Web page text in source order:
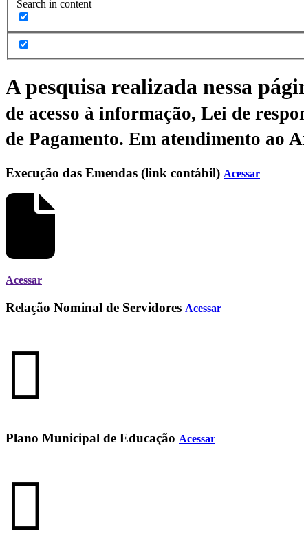
Search in content
A pesquisa realizada nessa
de acesso à informação, Lei de
de Pagamento. Em atendimento ao
Execução das Emendas (link contábil) Acessar
Acessar
Relação Nominal de Servidores Acessar
Plano Municipal de Educação Acessar